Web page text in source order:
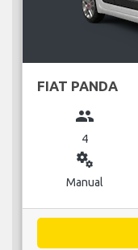
FIAT PANDA
group
4
miscellaneous_services
Manual